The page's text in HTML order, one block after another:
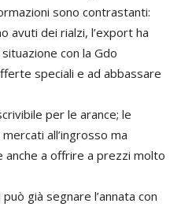
sono contrastanti:
avuti dei rialzi, l’export ha
con la Gdo
speciali e ad abbassare
per le arance; le
all’ingrosso ma
anche a offrire a prezzi molto
già segnare l’annata con